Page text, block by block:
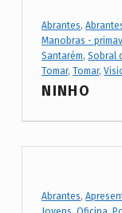
Project Category:
Abrantes,
Manobras -
Santarém,Sobral
Tomar,Tomar,
NINHO
Project Category:
Abrantes,